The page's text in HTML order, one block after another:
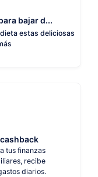
bajar d...
estas deliciosas
tus finanzas
recibe
diarios.